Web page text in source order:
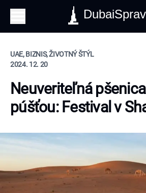
UAE, BIZNIS, ŽIVOTNÝ ŠTÝL
2024. 12. 20
Neuveriteľná
púšťou: Festival v